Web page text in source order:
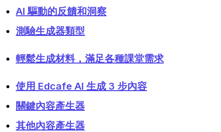
AI 驅動的反饋和洞察
測驗生成器類型
輕鬆生成材料，滿足各種課堂需求
使用 Edcafe AI 生成 3 步內容
關鍵內容產生器
其他內容產生器